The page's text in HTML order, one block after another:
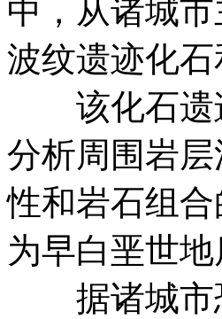
中，从诸城
波纹遗迹化
该化石遗迹
分析周围岩
性和岩石组
为早白垩世地
据诸城市